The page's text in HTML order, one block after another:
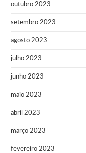
outubro 2023
setembro 2023
agosto 2023
julho 2023
junho 2023
maio 2023
abril 2023
março 2023
fevereiro 2023